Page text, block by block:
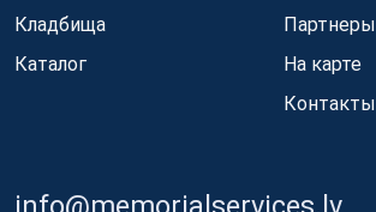
Кладбища
Каталог
Партнеры
На карте
Контакты